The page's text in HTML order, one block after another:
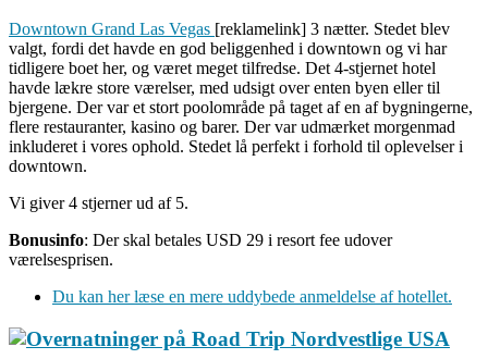
Downtown Grand Las Vegas [reklamelink] 3 nætter. Stedet blev
valgt, fordi det havde en god beliggenhed i downtown og vi har
tidligere boet her, og været meget tilfredse. Det 4-stjernet hotel
havde lækre store værelser, med udsigt over enten byen eller til
bjergene. Der var et stort poolområde på taget af en af bygningerne,
flere restauranter, kasino og barer. Der var udmærket morgenmad
inkluderet i vores ophold. Stedet lå perfekt i forhold til oplevelser i
downtown.
Vi giver 4 stjerner ud af 5.
Bonusinfo: Der skal betales USD 29 i resort fee udover
værelsesprisen.
Du kan her læse en mere uddybede anmeldelse af hotellet.